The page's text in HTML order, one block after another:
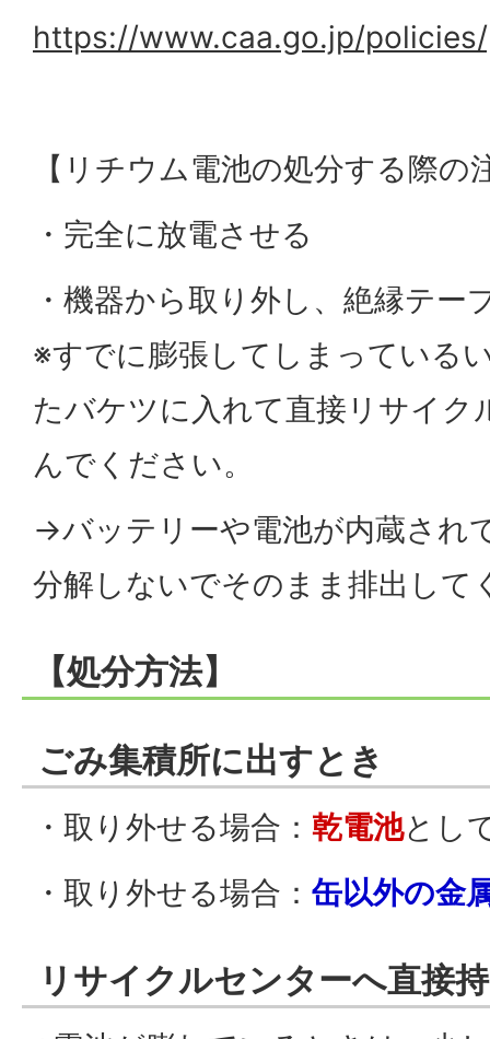
https://www.caa.go.jp/
【リチウム電池の処分する際の
・完全に放電させる
・機器から取り外し、絶縁テー
※すでに膨張してしまっている
たバケツに入れて直接リサイク
んでください。
→バッテリーや電池が内蔵され
分解しないでそのまま排出して
【処分方法】
ごみ集積所に出すとき
・取り外せる場合： 乾電池とし
・取り外せる場合： 缶以外の金
リサイクルセンターへ直接